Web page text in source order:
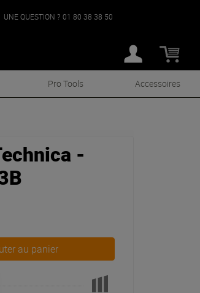
UNE QUESTION ? 01 80 38 38 50
Pro Tools Accessoires
-
au panier